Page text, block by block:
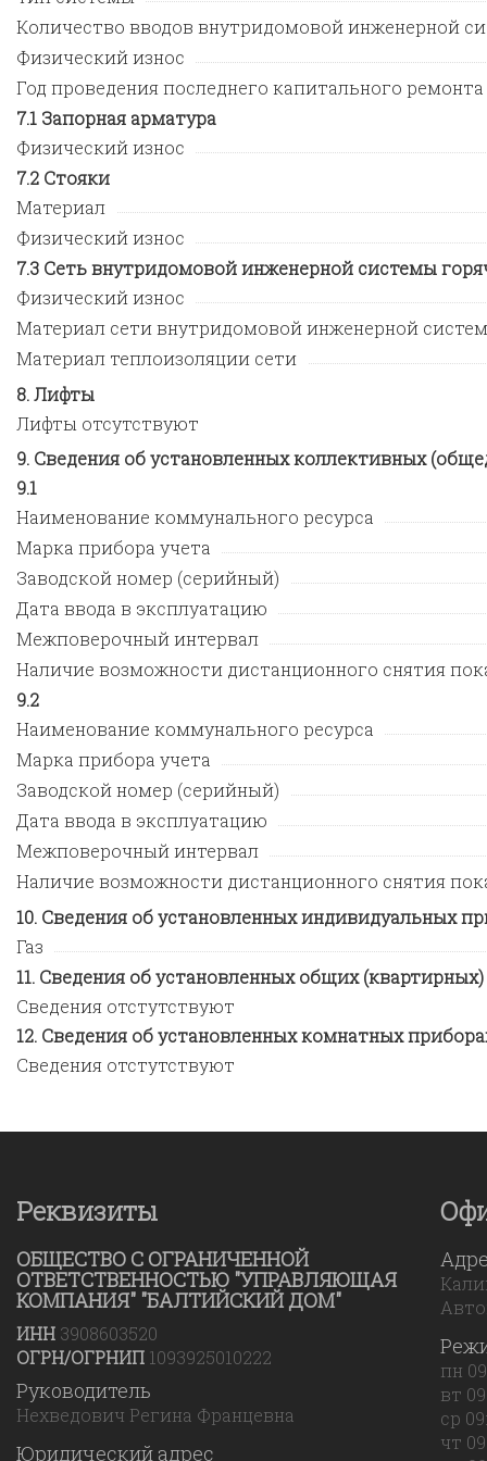
Количество вводов внутридомовой инженерной
Физический износ
Год проведения последнего капитального ремонта
Запорная арматура
Физический износ
Стояки
Материал
Физический износ
Сеть внутридомовой инженерной системы
Физический износ
Материал сети внутридомовой инженерной
Материал теплоизоляции сети
Лифты
Лифты отсутствуют
Сведения об установленных коллективных
1
Наименование коммунального ресурса
Марка прибора учета
Заводской номер (серийный)
Дата ввода в эксплуатацию
Межповерочный интервал
Наличие возможности дистанционного снятия
2
Наименование коммунального ресурса
Марка прибора учета
Заводской номер (серийный)
Дата ввода в эксплуатацию
Межповерочный интервал
Наличие возможности дистанционного снятия
Сведения об установленных индивидуальных
Газ
Сведения об установленных общих
Сведения отстутствуют
Сведения об установленных комнатных
Сведения отстутствуют
Реквизиты
ОБЩЕСТВО С ОГРАНИЧЕННОЙ
ОТВЕТСТВЕННОСТЬЮ "УПРАВЛЯЮЩАЯ
КОМПАНИЯ" "БАЛТИЙСКИЙ ДОМ"
ИНН 3908603520
ОГРН/ОГРНИП 1093925010222
Руководитель
Нехведович Регина Францевна
Юридический адрес
пн
вт
ср
чт